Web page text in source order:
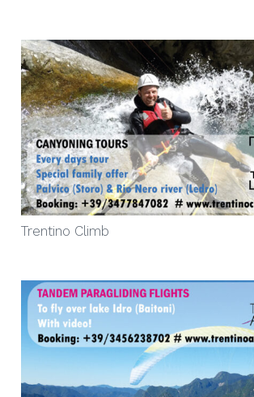
Trentino Climb